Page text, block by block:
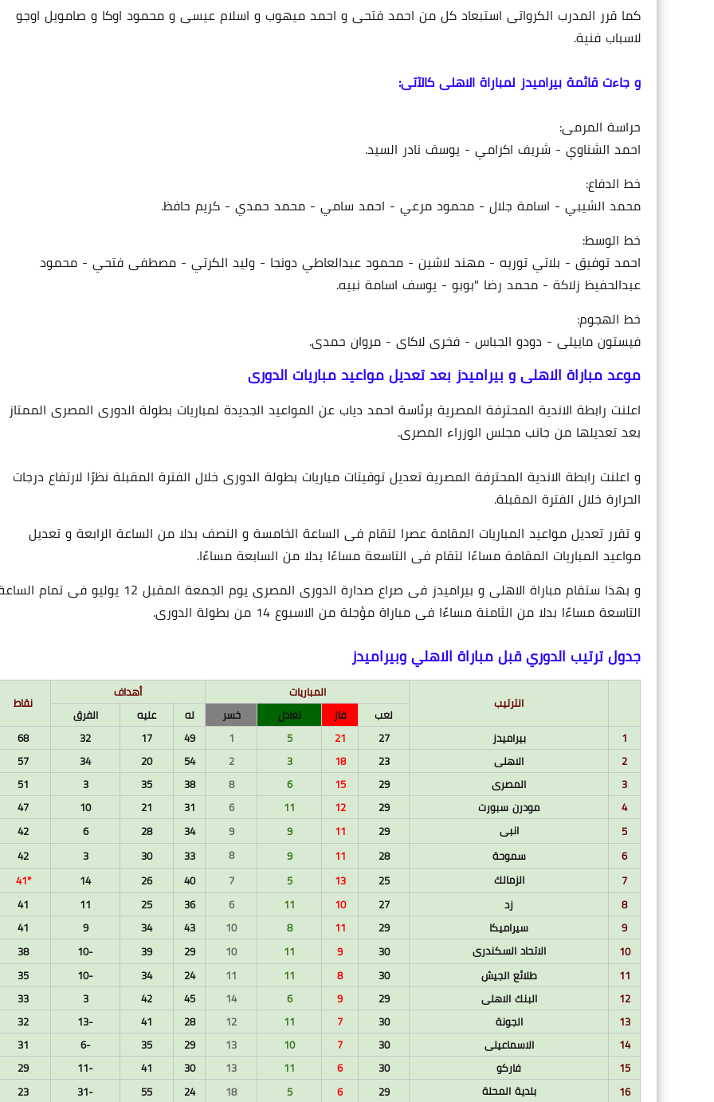
كما قرر المدرب الكرواتى استبعاد كل من احمد فتحى و احمد ميهوب و اسلام عيسى و محمود اوكا و صامويل اوجو
لاسباب فنية.
و جاءت قائمة بيراميدز لمباراة الاهلى كالآتى:
حراسة المرمى:
احمد الشناوي - شريف اكرامي - يوسف نادر السيد.
خط الدفاع:
محمد الشيبي - اسامة جلال - محمود مرعي - احمد سامي - محمد حمدي - كريم حافظ.
خط الوسط:
احمد توفيق - بلاتي توريه - مهند لاشين - محمود عبدالعاطي دونجا - وليد الكرتي - مصطفى فتحي - محمود
عبدالحفيظ زلاكة - محمد رضا "بوبو - يوسف اسامة نبيه.
خط الهجوم:
فيستون ماييلى - دودو الجباس - فخرى لاكاى - مروان حمدى.
موعد مباراة الاهلى و بيراميدز بعد تعديل مواعيد مباريات الدورى
اعلنت رابطة الاندية المحترفة المصرية برئاسة احمد دياب عن المواعيد الجديدة لمباريات بطولة الدورى المصرى الممتاز
بعد تعديلها من جانب مجلس الوزراء المصرى.
و اعلنت رابطة الاندية المحترفة المصرية تعديل توقيتات مباريات بطولة الدورى خلال الفترة المقبلة نظرًا لارتفاع درجات
الحرارة خلال الفترة المقبلة.
و تقرر تعديل مواعيد المباريات المقامة عصرا لتقام فى الساعة الخامسة و النصف بدلا من الساعة الرابعة و تعديل
مواعيد المباريات المقامة مساءًا لتقام فى التاسعة مساءًا بدلا من السابعة مساءًا.
و بهذا ستقام مباراة الاهلى و بيراميدز فى صراع صدارة الدورى المصرى يوم الجمعة المقبل 12 يوليو فى تمام
التاسعة مساءًا بدلا من الثامنة مساءًا فى مباراة مؤجلة من الاسبوع 14 من بطولة الدورى.
جدول ترتيب الدوري قبل مباراة الاهلي وبيراميدز
الترتيب
المباريات أهداف
نقاط
لعب فاز تعادل خسر له عليه
الفرق
1
بيراميدز 27
21
5
1
49
17
32
68
2
الاهلى 23
18
3
2
54
20
34
57
3
المصرى 29
15
6
8
38
35
3
51
4
مودرن سبورت 29
12
11
6
31
21
10
47
5
انبى 29
11
9
9
34
28
6
42
6
سموحة 28
11
9
8
33
30
3
42
7
الزمالك 25
13
5
7
40
26
14
*41
8
زد 27
10
11
6
36
25
11
41
9
سيراميكا 29
11
8
10
43
34
9
41
10
الاتحاد السكندرى 30
9
11
10
29
39
-10
38
11
طلائع الجيش 30
8
11
11
24
34
-10
35
12
البنك الاهلى 29
9
6
14
45
42
3
33
13
الجونة 30
7
11
12
28
41
-13
32
14
الاسماعيلى 30
7
10
13
29
35
-6
31
15
فاركو 30
6
11
13
30
41
-11
29
16
بلدية المحلة 29
6
5
18
24
55
-31
23
03 يناير 2025
01 يناير 2025
26 ديسمبر 2024
26 ديسمبر 2024
03 يناير 2025